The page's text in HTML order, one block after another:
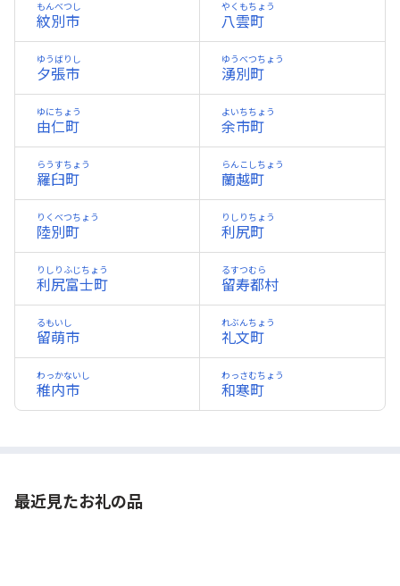
紋別市
もんべつし
八雲町
やくもちょう
夕張市
ゆうばりし
湧別町
ゆうべつちょう
由仁町
ゆにちょう
余市町
よいちちょう
羅臼町
らうすちょう
蘭越町
らんこしちょう
陸別町
りくべつちょう
利尻町
りしりちょう
利尻富士町
りしりふじちょう
留寿都村
るすつむら
留萌市
るもいし
礼文町
れぶんちょう
稚内市
わっかないし
和寒町
わっさむちょう
最近見たお礼の品